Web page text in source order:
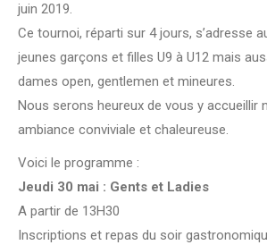
juin 2019.
Ce tournoi, réparti sur 4 jours, s’adresse
jeunes garçons et filles U9 à U12 mais
dames open, gentlemen et mineures.
Nous serons heureux de vous y accueillir
ambiance conviviale et chaleureuse.
Voici le programme :
Jeudi 30 mai : Gents et Ladies
A partir de 13H30
Inscriptions et repas du soir